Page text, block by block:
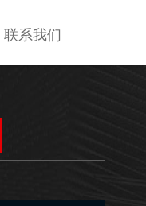
联系我们